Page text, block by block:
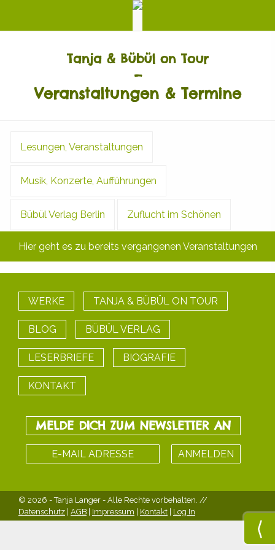
Tanja & Bübül on Tour
–
Veranstaltungen & Termine
Lesungen, Veranstaltungen
Musik, Konzerte, Aufführungen
Bübül Verlag Berlin Zuflucht im Schönen
Hier geht es zu bereits vergangenen Veranstaltungen
WERKE TANJA & BÜBÜL ON TOUR
BLOG BÜBÜL VERLAG
LESERBRIEFE BIOGRAFIE
KONTAKT
MELDE DICH ZUM NEWSLETTER AN
© 2026 - Tanja Langer - Alle Rechte vorbehalten. //
Datenschutz AGB Impressum Kontakt Log In